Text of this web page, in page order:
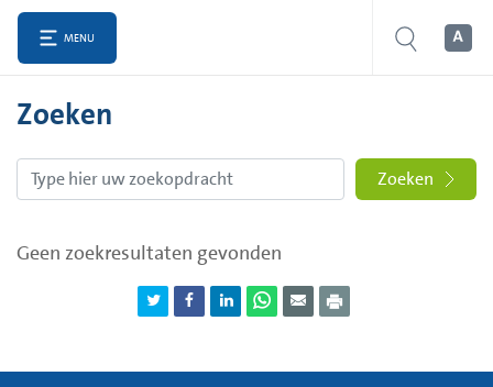
MENU
Zoeken
Zoeken
Geen zoekresultaten gevonden